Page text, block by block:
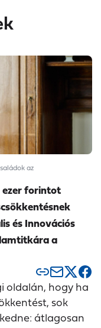
az
ezer forintot
és Innovációs
a
oldalán, hogy ha
sok
átlagosan